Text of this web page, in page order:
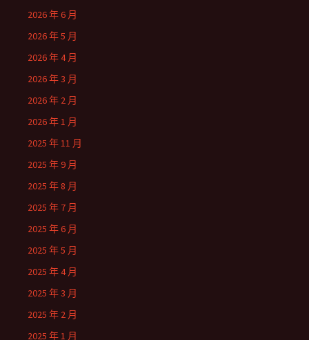
2026 年 6 月
2026 年 5 月
2026 年 4 月
2026 年 3 月
2026 年 2 月
2026 年 1 月
2025 年 11 月
2025 年 9 月
2025 年 8 月
2025 年 7 月
2025 年 6 月
2025 年 5 月
2025 年 4 月
2025 年 3 月
2025 年 2 月
2025 年 1 月